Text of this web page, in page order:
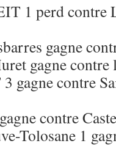
1 perd contre
gagne
gagne
gagne contre
contre
Tolosane 1